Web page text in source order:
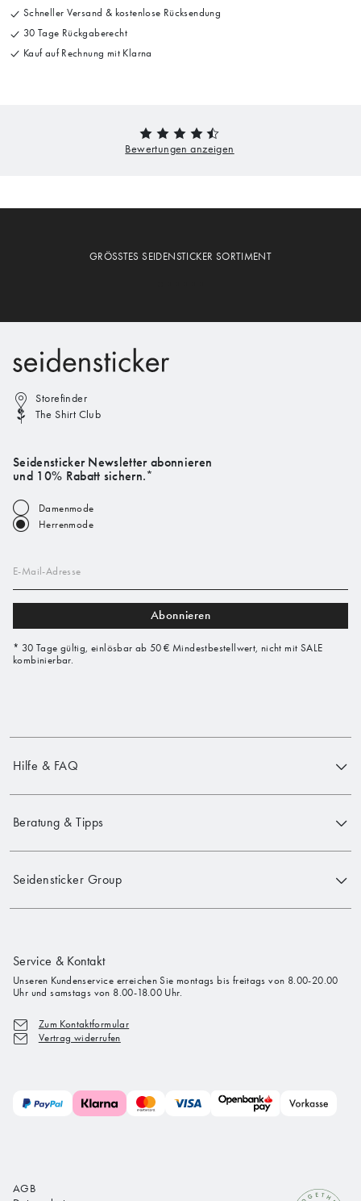
Schneller Versand & kostenlose Rücksendung
30 Tage Rückgaberecht
Kauf auf Rechnung mit Klarna
GRÖSSTES SEIDENSTICKER SORTIMENT
Storefinder
The Shirt Club
Seidensticker Newsletter abonnieren
und 10% Rabatt sichern.*
Damenmode
Herrenmode
E-Mail-Adresse
Abonnieren
* 30 Tage gültig, einlösbar ab 50 € Mindestbestellwert, nicht mit SALE
kombinierbar.
Hilfe & FAQ
Beratung & Tipps
Seidensticker Group
Service & Kontakt
Unseren Kundenservice erreichen Sie montags bis freitags von 8.00-20.00
Uhr und samstags von 8.00-18.00 Uhr.
Zum Kontaktformular
Vertrag widerrufen
AGB